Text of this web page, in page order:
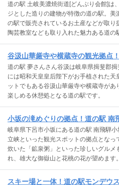
道の駅 土岐美濃焼街道[どんぶり会館]は
ジとした造りの建物が特徴の道の駅。
の駅で販売されているお土産などが取り
陶芸教室なども取り入れた魅力ある道の
谷汲山華厳寺や横蔵寺の観光拠点
道の駅 夢さんさん谷汲は岐阜県揖斐郡
には昭和天皇皇后陛下がお手植された
ットでもある谷汲山華厳寺や横蔵寺が
楽しめる休憩処となる道の駅です。
小坂の滝めぐりの拠点！道の駅 南
岐阜県下呂市小坂にある道の駅 南飛騨
立峡といった観光スポットの拠点とな
炊いた「鉱泉粥」といった珍しいグル
れ、雄大な御嶽山と花桃の花が望めます。
スキー場と一体！道の駅モンデウ